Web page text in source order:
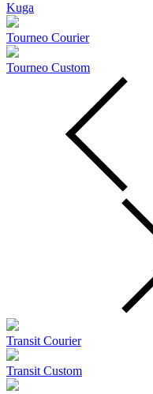
Kuga
Tourneo Courier
Tourneo Custom
Transit Courier
Transit Custom